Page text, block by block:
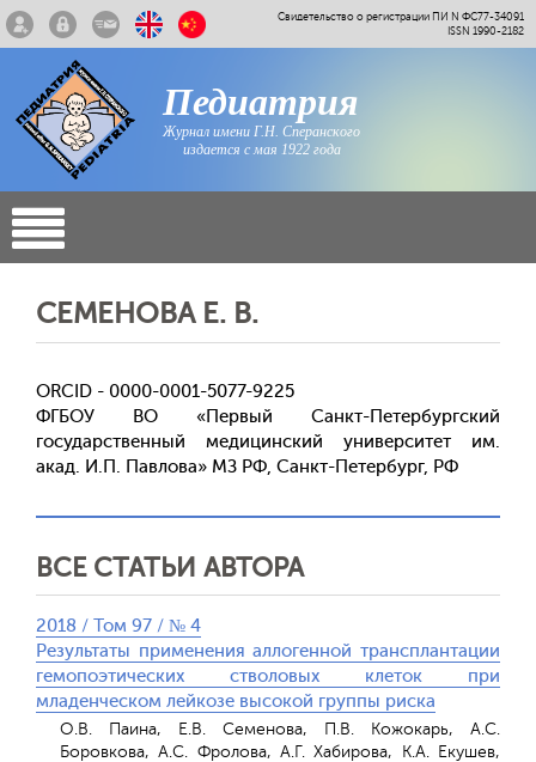
Свидетельство о регистрации ПИ N ФС77-34091
ISSN 1990-2182
Педиатрия
Журнал имени Г.Н. Сперанского
издается с мая 1922 года
СЕМЕНОВА Е. В.
ORCID - 0000-0001-5077-9225
ФГБОУ ВО «Первый Санкт-Петербургский
государственный медицинский университет им.
акад. И.П. Павлова» МЗ РФ, Санкт-Петербург, РФ
ВСЕ СТАТЬИ АВТОРА
2018 / Том 97 / № 4
Результаты применения аллогенной трансплантации
гемопоэтических стволовых клеток при
младенческом лейкозе высокой группы риска
О.В. Паина, Е.В. Семенова, П.В. Кожокарь, А.С.
Боровкова, А.С. Фролова, А.Г. Хабирова, К.А. Екушев,